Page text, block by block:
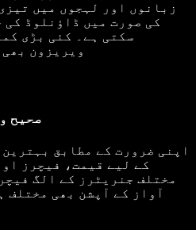
زبانوں اور لہجوں میں
سکتی ہے۔ کئی بڑی
صحیح
اپنی ضرورت کے مطابق
کے لیے قیمت، فیچرز
مختلف جنریٹرز کے الگ
آواز کے آپشن بھی مختلف